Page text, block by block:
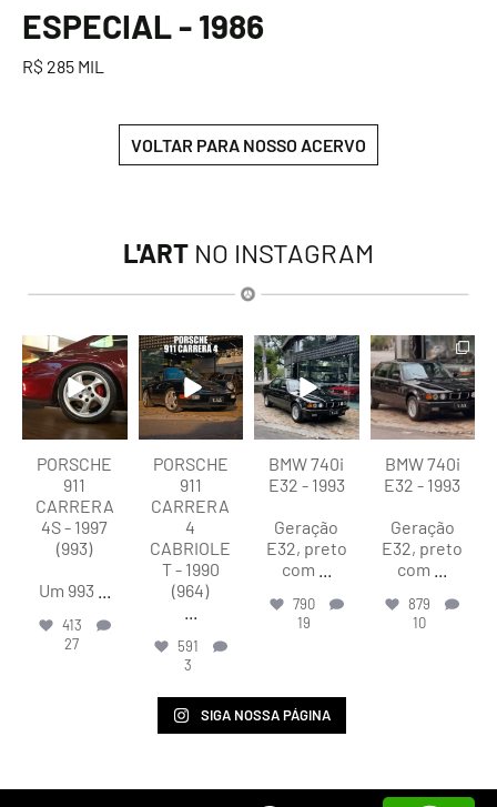
ESPECIAL - 1986
R$ 285 MIL
VOLTAR PARA NOSSO ACERVO
L'ART NO INSTAGRAM
lart.br
Ago 5
PORSCHE
911
CARRERA
4S - 1997
(993)
Um 993
413
27
lart.br
Ago 4
PORSCHE
911
CARRERA
4
CABRIOLE
T - 1990
(964)
591
3
lart.br
Ago 4
BMW 740i
E32 - 1993
Geração
E32, preto
com
790
19
lart.br
Ago 4
BMW 740i
E32 - 1993
Geração
E32, preto
com
879
10
SIGA NOSSA PÁGINA